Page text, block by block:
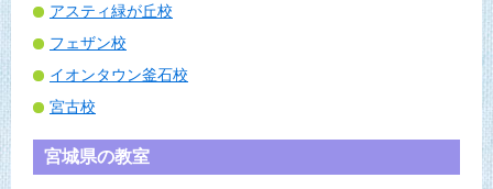
アスティ緑が丘校
フェザン校
イオンタウン釜石校
宮古校
宮城県の教室